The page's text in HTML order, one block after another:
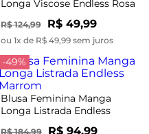
Longa Viscose Endless Rosa
R$ 124,99 R$ 49,99
ou 1x de R$ 49,99 sem juros
-49%
Blusa Feminina Manga
Longa Listrada Endless
R$ 184,99 R$ 94,99